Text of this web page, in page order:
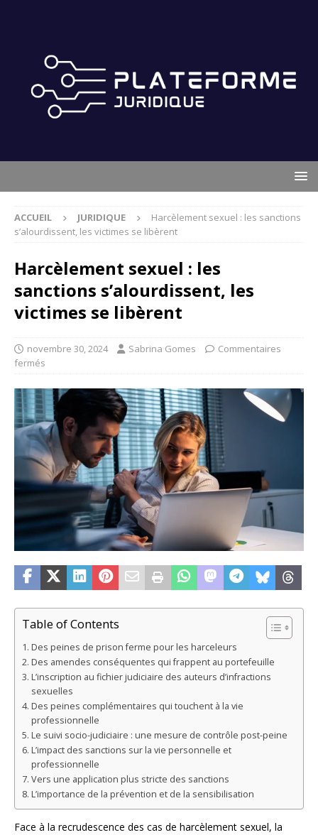
ACCUEIL JURIDIQUE
Harcèlement sexuel : les sanctions
s’alourdissent, les victimes se libèrent
Harcèlement sexuel : les
sanctions s’alourdissent, les
victimes se libèrent
novembre 30, 2024 Sabrina Gomes
Commentaires
fermés
Table of Contents
Des peines de prison ferme pour les harceleurs
Des amendes conséquentes qui frappent au portefeuille
L’inscription au fichier judiciaire des auteurs d’infractions
sexuelles
Des peines complémentaires qui touchent à la vie
professionnelle
Le suivi socio-judiciaire : une mesure de contrôle post-peine
L’impact des sanctions sur la vie personnelle et
professionnelle
Vers une application plus stricte des sanctions
L’importance de la prévention et de la sensibilisation
Face à la recrudescence des cas de harcèlement sexuel, la